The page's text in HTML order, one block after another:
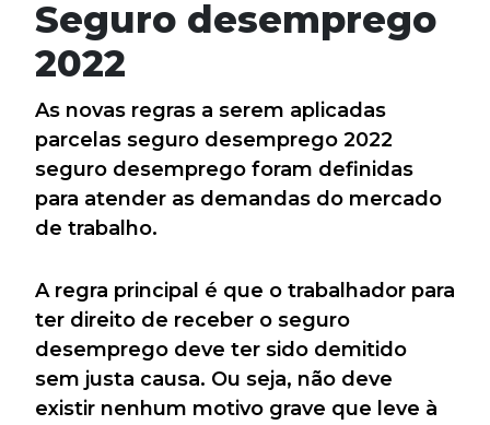
Seguro desemprego
2022
As novas regras a serem aplicadas
parcelas seguro desemprego 2022
seguro desemprego foram definidas
para atender as demandas do mercado
de trabalho.
A regra principal é que o trabalhador para
ter direito de receber o seguro
desemprego deve ter sido demitido
sem justa causa. Ou seja, não deve
existir nenhum motivo grave que leve à